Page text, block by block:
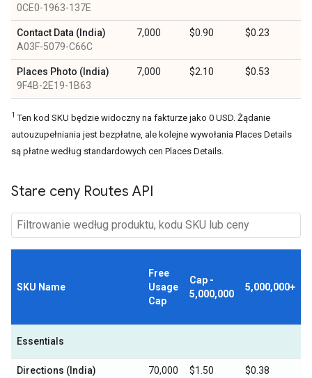
0CE0-1963-137E
Contact Data (India)
A03F-5079-C66C
7,000 $0.90 $0.23
Places Photo (India)
9F4B-2E19-1B63
7,000 $2.10 $0.53
1 Ten kod SKU będzie widoczny na fakturze jako 0 USD. Żądanie
autouzupełniania jest bezpłatne, ale kolejne wywołania Places Details
są płatne według standardowych cen Places Details.
Stare ceny Routes API
SKU Name
Free
Usage
Cap
Cap -
5,000,000
5,000,000+
Essentials
Directions (India)
70,000 $1.50 $0.38